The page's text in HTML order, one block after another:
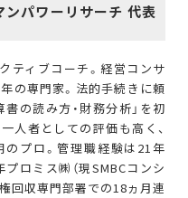
ンパワーリサーチ 代表
ティブコーチ。経営コンサ
の専門家。法的手続きに頼
の読み方・財務分析」を初
人者としての評価も高く、
プロ。管理職経験は21年
ロミス㈱（現SMBCコンシ
回収専門部署での18ヵ月連